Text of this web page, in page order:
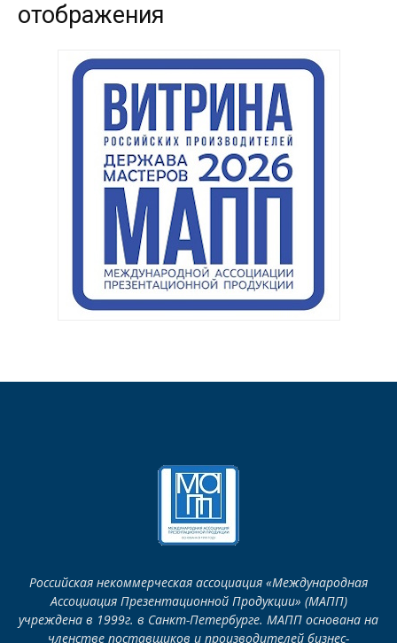
отображения
Российская некоммерческая ассоциация «Международная
Ассоциация Презентационной Продукции» (МАПП)
учреждена в 1999г. в Санкт-Петербурге. МАПП основана на
членстве поставщиков и производителей бизнес-